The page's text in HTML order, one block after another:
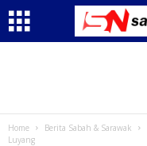
Home Berita Sabah & Sarawak
Luyang